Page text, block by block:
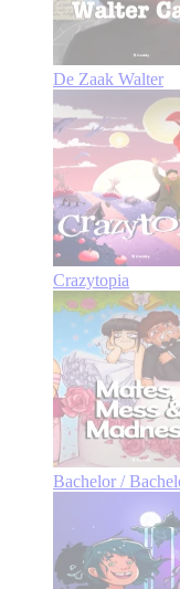
De Zaak Walter
Crazytopia
Bachelor /